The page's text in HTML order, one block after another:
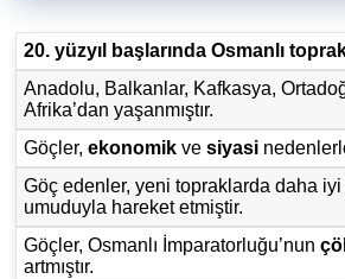
20. yüzyıl başlarında Osmanlı
Anadolu, Balkanlar, Kafkasya,
Afrika’dan yaşanmıştır.
Göçler,ekonomik vesiyasi
Göç edenler, yeni topraklarda daha
umuduyla hareket etmiştir.
Göçler, Osmanlı İmparatorluğu’nun
artmıştır.